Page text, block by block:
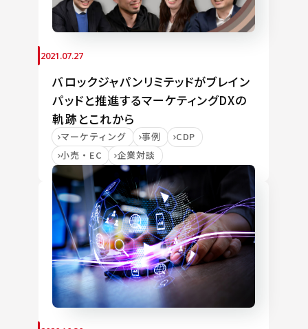
2021.07.27
バロックジャパンリミテッドがブレイン
パッドと推進するマーケティングDXの
軌跡とこれから
マーケティング 事例
CDP
小売・EC
企業対談